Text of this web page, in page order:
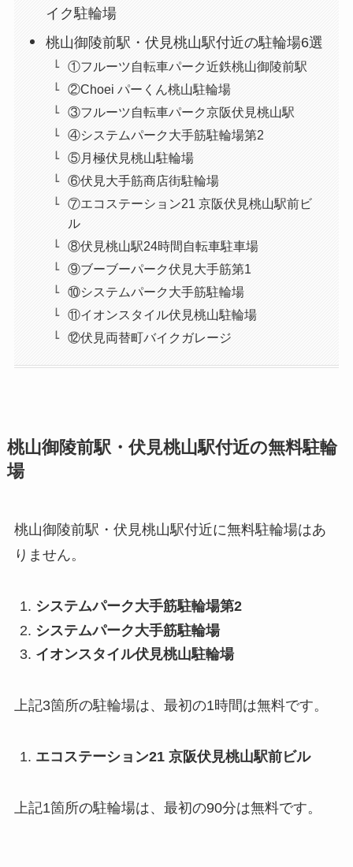
イク駐輪場
桃山御陵前駅・伏見桃山駅付近の駐輪場6選
①フルーツ自転車パーク近鉄桃山御陵前駅
②Choei パーくん桃山駐輪場
③フルーツ自転車パーク京阪伏見桃山駅
④システムパーク大手筋駐輪場第2
⑤月極伏見桃山駐輪場
⑥伏見大手筋商店街駐輪場
⑦エコステーション21 京阪伏見桃山駅前ビ
ル
⑧伏見桃山駅24時間自転車駐車場
⑨ブーブーパーク伏見大手筋第1
⑩システムパーク大手筋駐輪場
⑪イオンスタイル伏見桃山駐輪場
⑫伏見両替町バイクガレージ
桃山御陵前駅・伏見桃山駅付近の無料駐輪
場
桃山御陵前駅・伏見桃山駅付近に無料駐輪場はあ
りません。
システムパーク大手筋駐輪場第2
システムパーク大手筋駐輪場
イオンスタイル伏見桃山駐輪場
上記3箇所の駐輪場は、最初の1時間は無料です。
エコステーション21 京阪伏見桃山駅前ビル
上記1箇所の駐輪場は、最初の90分は無料です。